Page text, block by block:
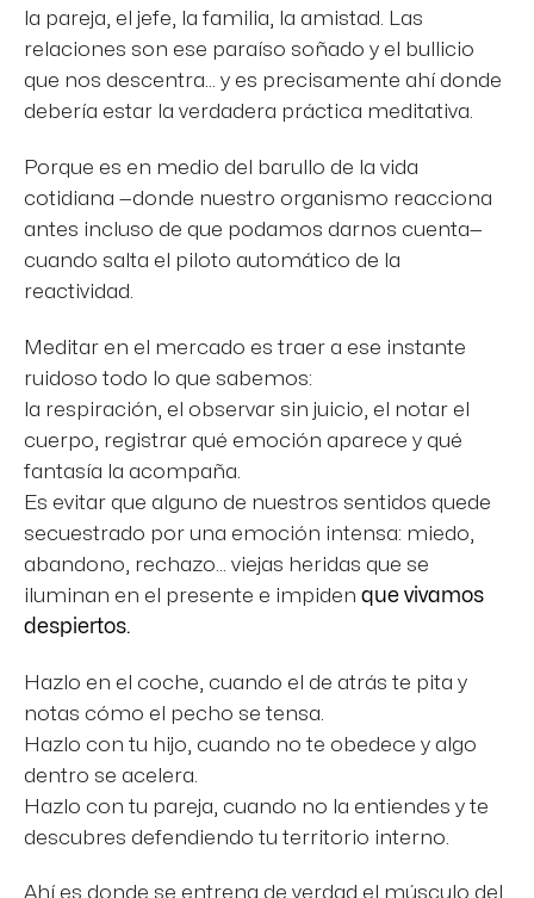
la pareja, el jefe, la familia, la amistad. Las
relaciones son ese paraíso soñado y el bullicio
que nos descentra… y es precisamente ahí donde
debería estar la verdadera práctica meditativa.
Porque es en medio del barullo de la vida
cotidiana —donde nuestro organismo reacciona
antes incluso de que podamos darnos cuenta—
cuando salta el piloto automático de la
reactividad.
Meditar en el mercado es traer a ese instante
ruidoso todo lo que sabemos:
la respiración, el observar sin juicio, el notar el
cuerpo, registrar qué emoción aparece y qué
fantasía la acompaña.
Es evitar que alguno de nuestros sentidos quede
secuestrado por una emoción intensa: miedo,
abandono, rechazo… viejas heridas que se
iluminan en el presente e impiden que vivamos
despiertos.
Hazlo en el coche, cuando el de atrás te pita y
notas cómo el pecho se tensa.
Hazlo con tu hijo, cuando no te obedece y algo
dentro se acelera.
Hazlo con tu pareja, cuando no la entiendes y te
descubres defendiendo tu territorio interno.
Ahí es donde se entrena de verdad el músculo del